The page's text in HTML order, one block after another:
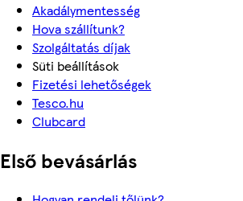
Akadálymentesség
Hova szállítunk?
Szolgáltatás díjak
Süti beállítások
Fizetési lehetőségek
Tesco.hu
Clubcard
Első bevásárlás